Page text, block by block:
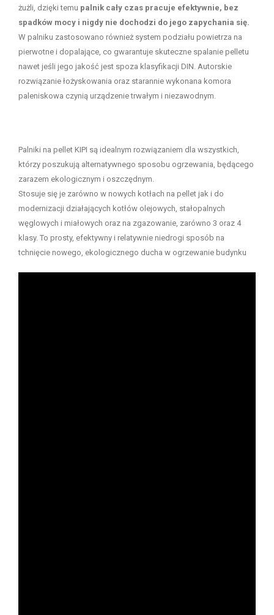
żużli, dzięki temu palnik cały czas pracuje efektywnie, bez
spadków mocy i nigdy nie dochodzi do jego zapychania się.
W palniku zastosowano również system podziału powietrza na
pierwotne i dopalające, co gwarantuje skuteczne spalanie pelletu
nawet jeśli jego jakość jest spoza klasyfikacji DIN. Autorskie
rozwiązanie łożyskowania oraz starannie wykonana komora
paleniskowa czynią urządzenie trwałym i niezawodnym.
Palniki na pellet KIPI są idealnym rozwiązaniem dla wszystkich,
którzy poszukują alternatywnego sposobu ogrzewania, będącego
zarazem ekologicznym i oszczędnym.
Stosuje się je zarówno w nowych kotłach na pellet jak i do
modernizacji działających kotłów olejowych, stałopalnych
węglowych i miałowych oraz na zgazowanie, zarówno 3 oraz 4
klasy. To prosty, efektywny i relatywnie niedrogi sposób na
tchnięcie nowego, ekologicznego ducha w ogrzewanie budynku